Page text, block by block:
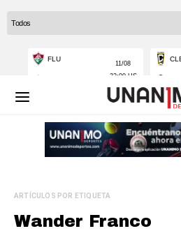
ARTÍCULOS POR ETIQUETA
Wander Franco